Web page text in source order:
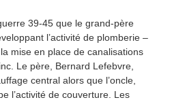
39-45 que le grand-père
l’activité de plomberie –
mise en place de canalisations
Le père, Bernard Lefebvre,
central alors que l’oncle,
l’activité de couverture. Les